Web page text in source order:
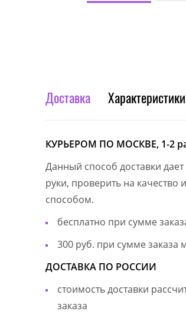
Доставка Характеристики
КУРЬЕРОМ ПО МОСКВЕ, 1-2
Данный способ доставки
руки, проверить на качество
способом.
бесплатно при сумме
300 руб. при сумме заказа
ДОСТАВКА ПО РОССИИ
стоимость доставки
заказа